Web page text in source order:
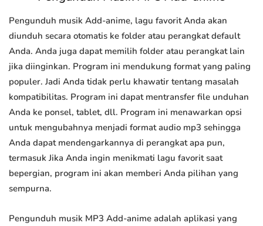
Pengunduh musik Add-anime, lagu favorit Anda akan
diunduh secara otomatis ke folder atau perangkat default
Anda. Anda juga dapat memilih folder atau perangkat lain
jika diinginkan. Program ini mendukung format yang paling
populer. Jadi Anda tidak perlu khawatir tentang masalah
kompatibilitas. Program ini dapat mentransfer file unduhan
Anda ke ponsel, tablet, dll. Program ini menawarkan opsi
untuk mengubahnya menjadi format audio mp3 sehingga
Anda dapat mendengarkannya di perangkat apa pun,
termasuk Jika Anda ingin menikmati lagu favorit saat
bepergian, program ini akan memberi Anda pilihan yang
sempurna.
Pengunduh musik MP3 Add-anime adalah aplikasi yang